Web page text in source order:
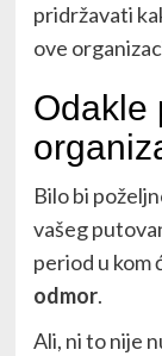
pridržavati
ove
Odakle
Bilo bi
vašeg
period u kom
odmor.
Ali, ni to nije